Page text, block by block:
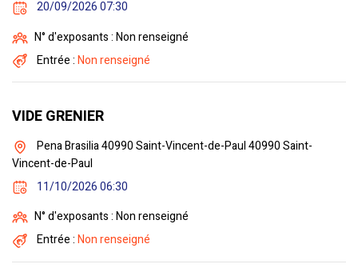
20/09/2026 07:30
N° d'exposants : Non renseigné
Entrée :Non renseigné
VIDE GRENIER
Pena Brasilia 40990 Saint-Vincent-de-Paul 40990 Saint-
Vincent-de-Paul
11/10/2026 06:30
N° d'exposants : Non renseigné
Entrée :Non renseigné